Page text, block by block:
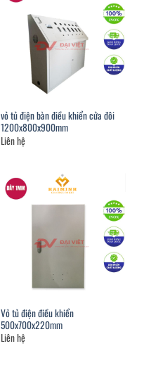
vỏ tủ điện bàn điều khiển cửa đôi
1200x800x900mm
Liên hệ
Vỏ tủ điện điều khiển
500x700x220mm
Liên hệ